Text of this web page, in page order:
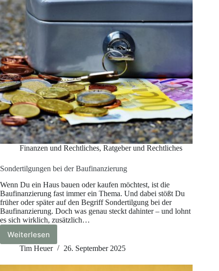
Finanzen und Rechtliches, Ratgeber und Rechtliches
Sondertilgungen bei der Baufinanzierung
Wenn Du ein Haus bauen oder kaufen möchtest, ist die
Baufinanzierung fast immer ein Thema. Und dabei stößt Du
früher oder später auf den Begriff Sondertilgung bei der
Baufinanzierung. Doch was genau steckt dahinter – und lohnt
es sich wirklich, zusätzlich…
WeiterlesenSondertilgungen
bei
Baufinanzierung
Tim Heuer 26. September 2025